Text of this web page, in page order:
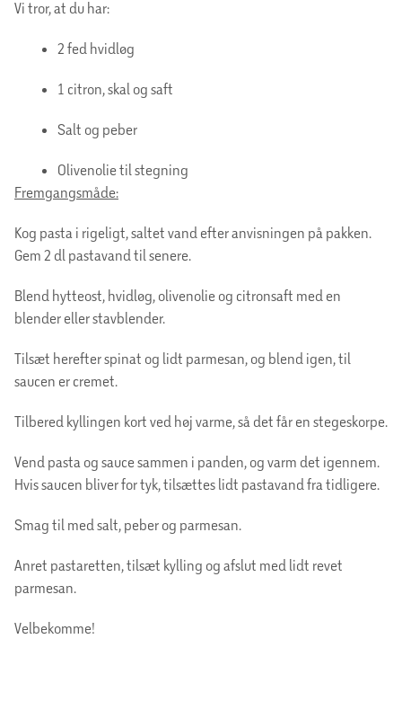
Vi tror, at du har:
2 fed hvidløg
1 citron, skal og saft
Salt og peber
Olivenolie til stegning
Fremgangsmåde:
Kog pasta i rigeligt, saltet vand efter anvisningen på pakken.
Gem 2 dl pastavand til senere.
Blend hytteost, hvidløg, olivenolie og citronsaft med en
blender eller stavblender.
Tilsæt herefter spinat og lidt parmesan, og blend igen, til
saucen er cremet.
Tilbered kyllingen kort ved høj varme, så det får en stegeskorpe.
Vend pasta og sauce sammen i panden, og varm det igennem.
Hvis saucen bliver for tyk, tilsættes lidt pastavand fra tidligere.
Smag til med salt, peber og parmesan.
Anret pastaretten, tilsæt kylling og afslut med lidt revet
parmesan.
Velbekomme!